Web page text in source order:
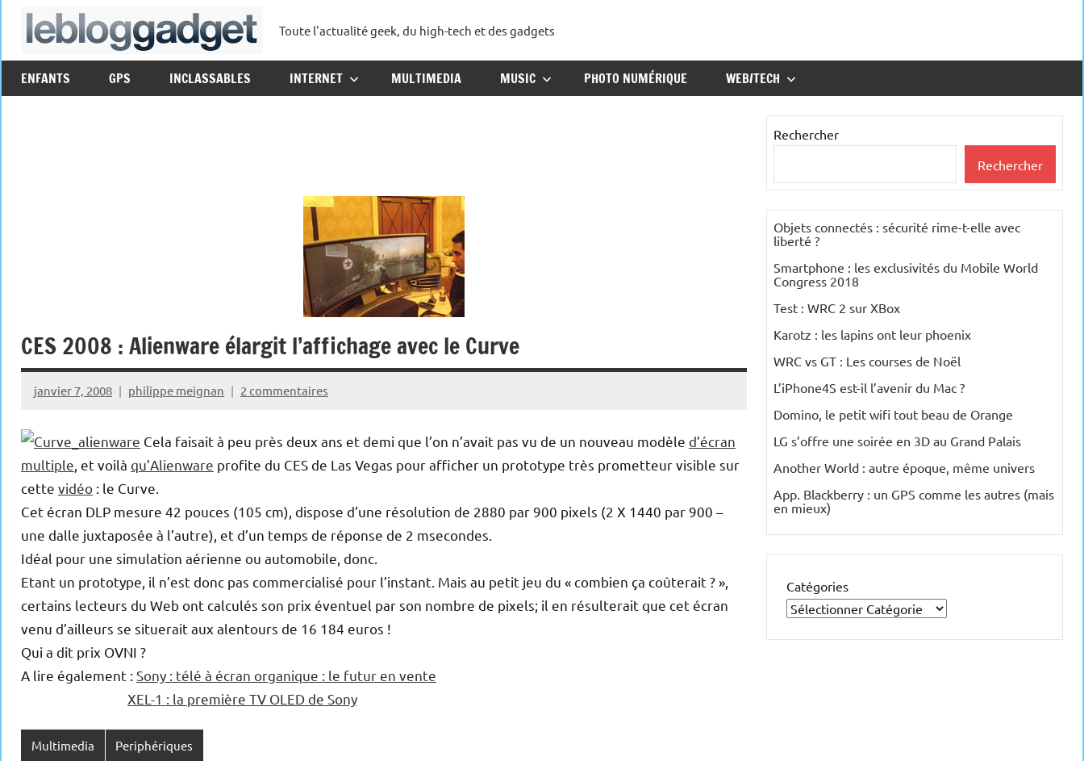
Aller
lebloggadget
Toute l'actualité geek, du high-tech et des gadgets
ENFANTS GPS INCLASSABLES INTERNET MULTIMEDIA MUSIC PHOTO NUMÉRIQUE WEB/TECH
CES 2008 : Alienware élargit l’affichage avec le Curve
janvier 7, 2008 philippe meignan 2 commentaires
Cela faisait à peu près deux ans et demi que l’on n’avait pas vu de un nouveau modèle d’écran
multiple , et voilà qu’Alienware profite du CES de Las Vegas pour afficher un prototype très prometteur visible sur
cette vidéo : le Curve.
Cet écran DLP mesure 42 pouces (105 cm), dispose d’une résolution de 2880 par 900 pixels (2 X 1440 par 900 –
une dalle juxtaposée à l’autre), et d’un temps de réponse de 2 msecondes.
Idéal pour une simulation aérienne ou automobile, donc.
Etant un prototype, il n’est donc pas commercialisé pour l’instant. Mais au petit jeu du « combien ça coûterait ? »,
certains lecteurs du Web ont calculés son prix éventuel par son nombre de pixels; il en résulterait que cet écran
venu d’ailleurs se situerait aux alentours de 16 184 euros !
Qui a dit prix OVNI ?
A lire également : Sony : télé à écran organique : le futur en vente
XEL-1 : la première TV OLED de Sony
Multimedia Periphériques
Rechercher
Rechercher
Objets connectés : sécurité rime-t-elle avec
liberté ?
Smartphone : les exclusivités du Mobile World
Congress 2018
Test : WRC 2 sur XBox
Karotz : les lapins ont leur phoenix
WRC vs GT : Les courses de Noël
L’iPhone4S est-il l’avenir du Mac ?
Domino, le petit wifi tout beau de Orange
LG s’offre une soirée en 3D au Grand Palais
Another World : autre époque, même univers
App. Blackberry : un GPS comme les autres (mais
en mieux)
Catégories